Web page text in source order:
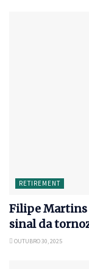
RETIREMENT
Filipe Martins
sinal da
OUTUBRO 30, 2025